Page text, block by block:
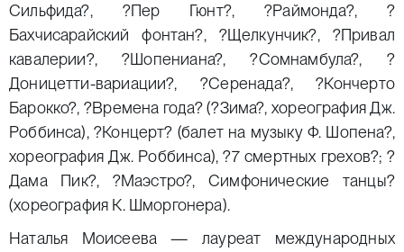
Сильфида?, ?Пер Гюнт?, ?Раймонда?, ?
Бахчисарайский фонтан?, ?Щелкунчик?, ?Привал
кавалерии?, ?Шопениана?, ?Сомнамбула?, ?
Доницетти-вариации?, ?Серенада?, ?Кончерто
Барокко?, ?Времена года? (?Зима?, хореография Дж.
Роббинса), ?Концерт? (балет на музыку Ф. Шопена?,
хореография Дж. Роббинса), ?7 смертных грехов?; ?
Дама Пик?, ?Маэстро?, Симфонические танцы?
(хореография К. Шморгонера).
Наталья Моисеева — лауреат международных